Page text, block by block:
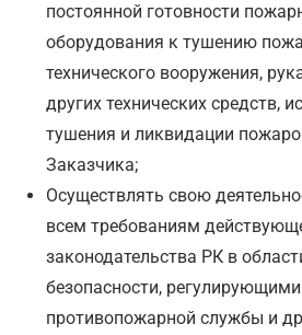
постоянной готовности
оборудования к тушению
технического вооружения,
других технических средств,
тушения и ликвидации
Заказчика;
Осуществлять свою
всем требованиям
законодательства РК в
безопасности,
противопожарной службы и